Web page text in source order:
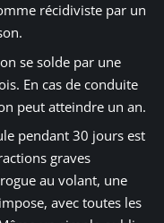
récidiviste par un
se solde par une
En cas de conduite
peut atteindre un an.
pendant 30 jours est
graves
au volant, une
avec toutes les